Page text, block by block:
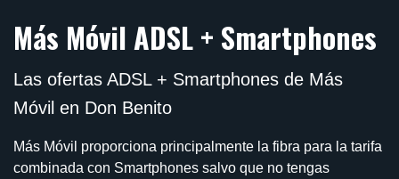
Más Móvil ADSL + Smartphones
Las ofertas ADSL + Smartphones de Más
Móvil en Don Benito
Más Móvil proporciona principalmente la fibra para la tarifa
combinada con Smartphones salvo que no tengas